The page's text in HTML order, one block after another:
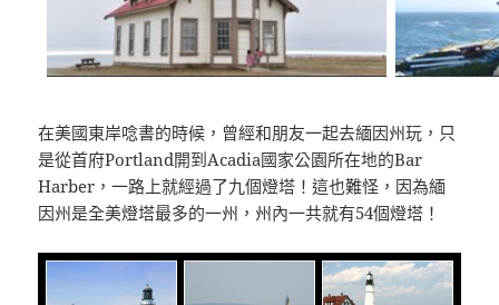
在美國東岸唸書的時候，曾經和朋友一起去緬因州玩，只
是從首府Portland開到Acadia國家公園所在地的Bar
Harber，一路上就經過了九個燈塔！這也難怪，因為緬
因州是全美燈塔最多的一州，州內一共就有54個燈塔！